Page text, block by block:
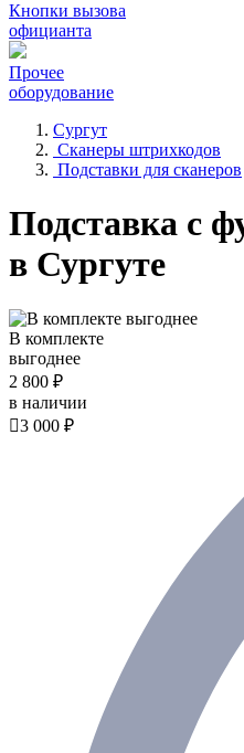
Кнопки вызова
официанта
Прочее
оборудование
Сургут
Сканеры штрихкодов
Подставки для сканеров
Подставка с
в Сургуте
В комплекте
выгоднее
2 800 ₽
в наличии
3 000 ₽